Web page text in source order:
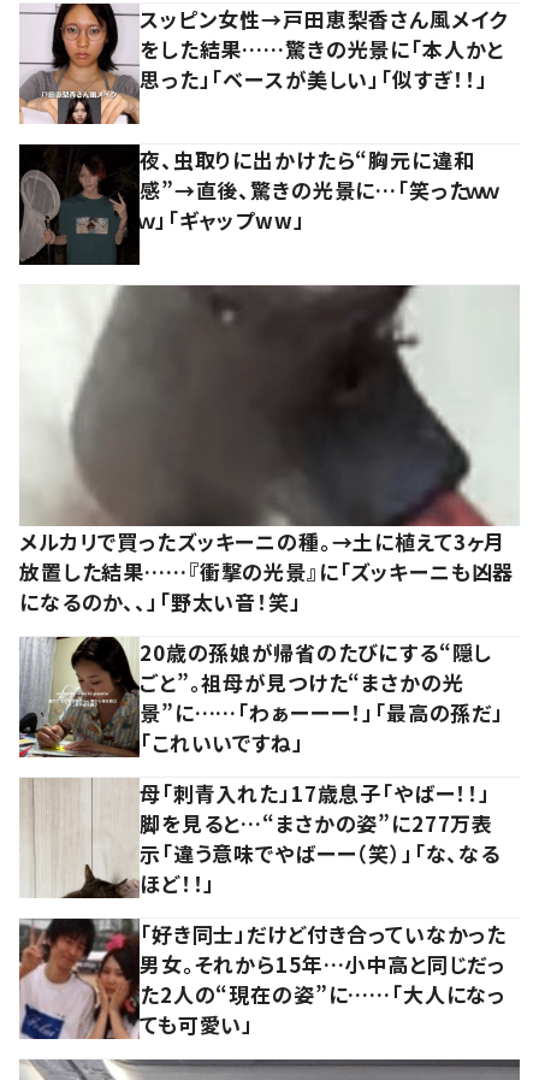
スッピン女性→戸田恵梨香さん風メイク
をした結果……驚きの光景に「本人かと
思った」「ベースが美しい」「似すぎ！！」
夜、虫取りに出かけたら“胸元に違和
感”→直後、驚きの光景に…「笑ったｗｗ
ｗ」「ギャップww」
メルカリで買ったズッキーニの種。→土に植えて3ヶ月
放置した結果……『衝撃の光景』に「ズッキーニも凶器
になるのか、、」「野太い音！笑」
20歳の孫娘が帰省のたびにする“隠し
ごと”。祖母が見つけた“まさかの光
景”に……「わぁーーー！」「最高の孫だ」
「これいいですね」
母「刺青入れた」17歳息子「やばー！！」
脚を見ると…“まさかの姿”に277万表
示「違う意味でやばーー（笑）」「な、なる
ほど！！」
「好き同士」だけど付き合っていなかった
男女。それから15年…小中高と同じだっ
た2人の“現在の姿”に……「大人になっ
ても可愛い」